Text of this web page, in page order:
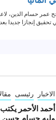
الاخبار رئيسى
أحمد الأحمر
وليه حسام حسن